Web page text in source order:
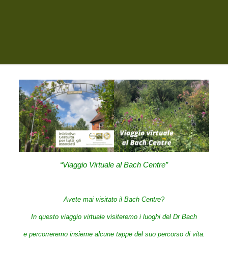
“Viaggio Virtuale al Bach Centre”
Avete mai visitato il Bach Centre?
In questo viaggio virtuale visiteremo i luoghi del Dr Bach
e percorreremo insieme alcune tappe del suo percorso di vita.